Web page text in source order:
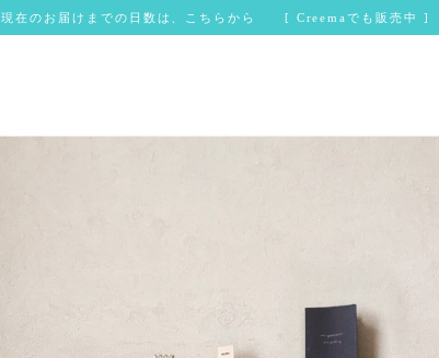
現在のお届けまでの日数は、こちらから [ Creemaでも販売中 ]